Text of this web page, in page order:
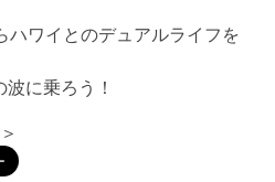
ハワイとのデュアルライフを
に乗ろう！